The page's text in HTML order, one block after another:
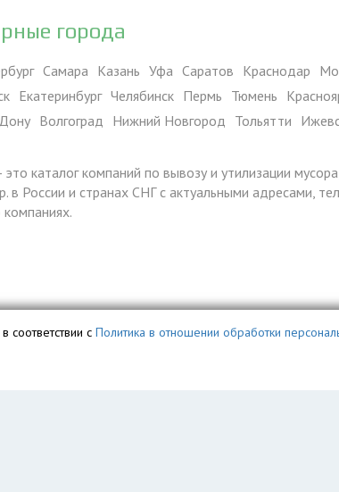
города
Самара Казань Уфа Саратов Краснодар
Екатеринбург Челябинск Пермь Тюмень
Волгоград Нижний Новгород Тольятти
это каталог компаний по вывозу и утилизации
в России и странах СНГ с актуальными адресами,
соответствии с Политика в отношении обработки